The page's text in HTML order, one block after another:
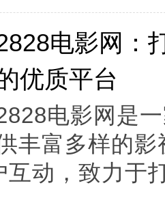
电影网：
优质平台
电影网是
丰富多样的
互动，致力于